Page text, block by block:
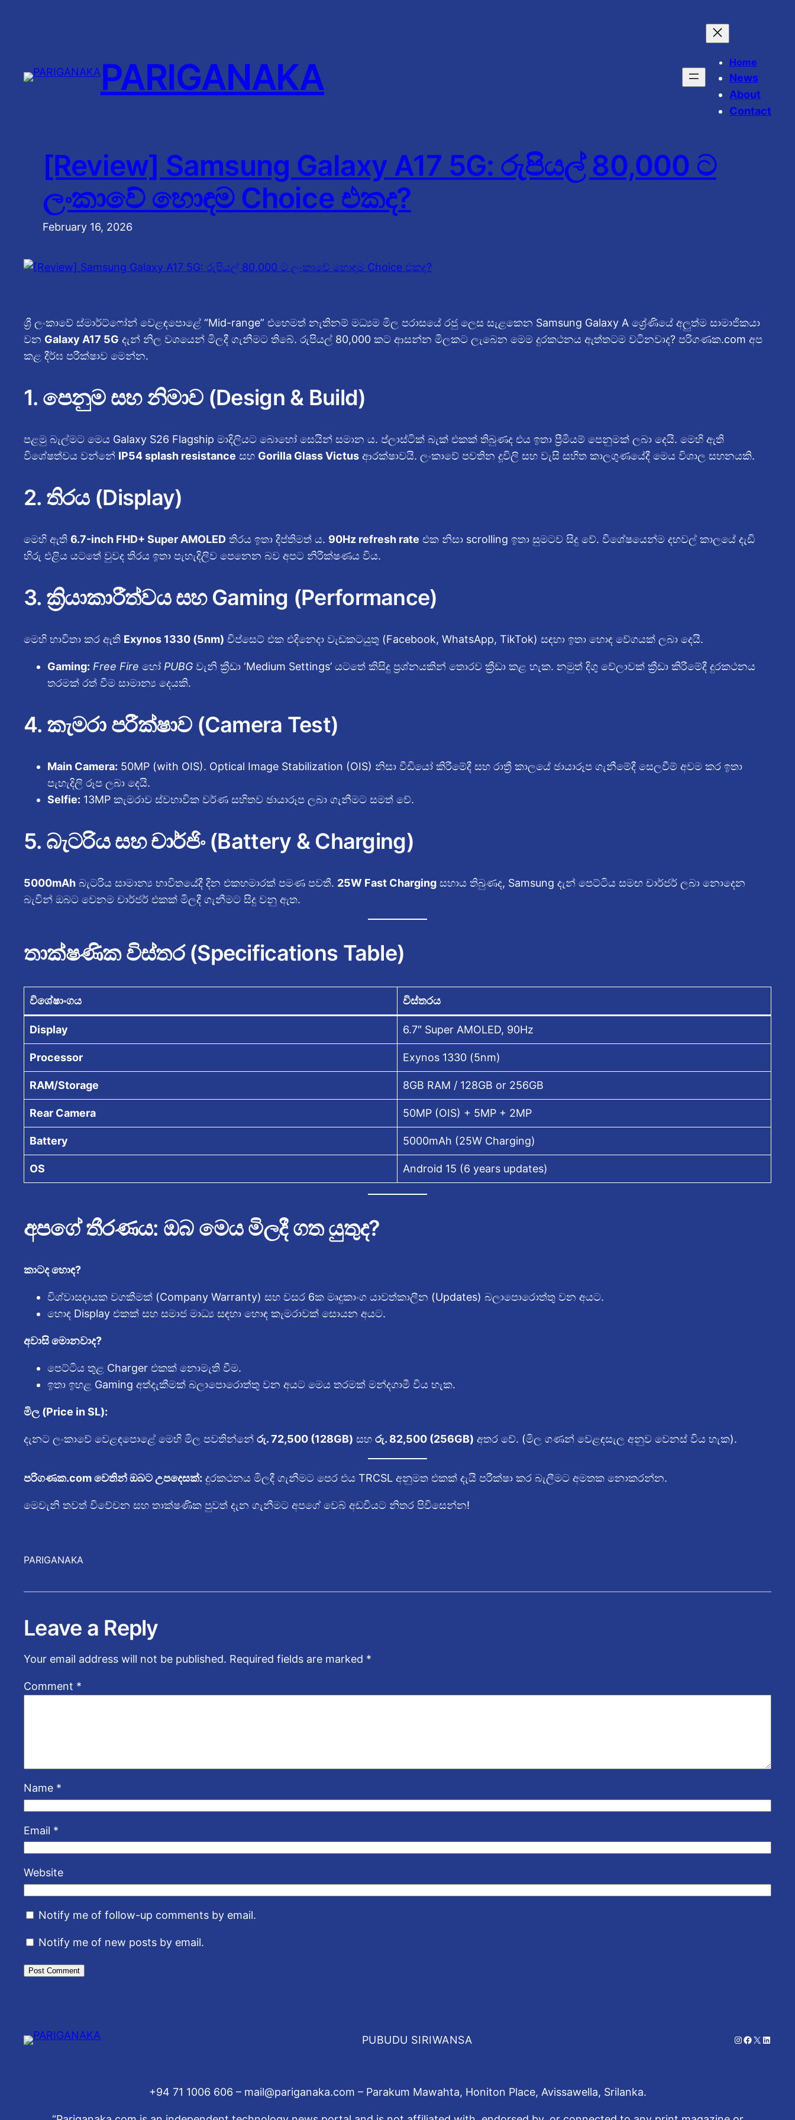
PARIGANAKA Home
News
About
Contact
[Review] Samsung Galaxy A17 5G: රුපියල් 80,000 ට
ලංකාවේ හොඳම Choice එකද?
February 16, 2026
ශ්‍රී ලංකාවේ ස්මාර්ට්ෆෝන් වෙළඳපොළේ “Mid-range” එහෙමත් නැතිනම් මධ්‍යම මිල පරාසයේ රජු ලෙස සැළකෙන Samsung Galaxy A ශ්‍රේණියේ අලුත්ම සාමාජිකයා
වන Galaxy A17 5G දැන් නිල වශයෙන් මිලදී ගැනීමට තිබේ. රුපියල් 80,000 කට ආසන්න මිලකට ලැබෙන මෙම දුරකථනය ඇත්තටම වටිනවාද? පරිගණක.com අප
කළ දීර්ඝ පරීක්ෂාව මෙන්න.
1. පෙනුම සහ නිමාව (Design & Build)
පළමු බැල්මට මෙය Galaxy S26 Flagship මාදිලියට බොහෝ සෙයින් සමාන ය. ප්ලාස්ටික් බැක් එකක් තිබුණද එය ඉතා ප්‍රීමියම් පෙනුමක් ලබා දෙයි. මෙහි ඇති
විශේෂත්වය වන්නේ IP54 splash resistance සහ Gorilla Glass Victus ආරක්ෂාවයි. ලංකාවේ පවතින දූවිලි සහ වැසි සහිත කාලගුණයේදී මෙය විශාල සහනයකි.
2. තිරය (Display)
මෙහි ඇති 6.7-inch FHD+ Super AMOLED තිරය ඉතා දීප්තිමත් ය. 90Hz refresh rate එක නිසා scrolling ඉතා සුමටව සිදු වේ. විශේෂයෙන්ම දහවල් කාලයේ දැඩි
හිරු එළිය යටතේ වුවද තිරය ඉතා පැහැදිලිව පෙනෙන බව අපට නිරීක්ෂණය විය.
3. ක්‍රියාකාරීත්වය සහ Gaming (Performance)
මෙහි භාවිතා කර ඇති Exynos 1330 (5nm) චිප්සෙට් එක එදිනෙදා වැඩකටයුතු (Facebook, WhatsApp, TikTok) සඳහා ඉතා හොඳ වේගයක් ලබා දෙයි.
Gaming: Free Fire හෝ PUBG වැනි ක්‍රීඩා ‘Medium Settings’ යටතේ කිසිදු ප්‍රශ්නයකින් තොරව ක්‍රීඩා කළ හැක. නමුත් දිගු වේලාවක් ක්‍රීඩා කිරීමේදී දුරකථනය
තරමක් රත් වීම සාමාන්‍ය දෙයකි.
4. කැමරා පරීක්ෂාව (Camera Test)
Main Camera: 50MP (with OIS). Optical Image Stabilization (OIS) නිසා වීඩියෝ කිරීමේදී සහ රාත්‍රී කාලයේ ඡායාරූප ගැනීමේදී සෙලවීම් අවම කර ඉතා
පැහැදිලි රූප ලබා දෙයි.
Selfie: 13MP කැමරාව ස්වභාවික වර්ණ සහිතව ඡායාරූප ලබා ගැනීමට සමත් වේ.
5. බැටරිය සහ චාර්ජිං (Battery & Charging)
5000mAh බැටරිය සාමාන්‍ය භාවිතයේදී දින එකහමාරක් පමණ පවතී. 25W Fast Charging සහාය තිබුණද, Samsung දැන් පෙට්ටිය සමඟ චාර්ජර් ලබා නොදෙන
බැවින් ඔබට වෙනම චාර්ජර් එකක් මිලදී ගැනීමට සිදු වනු ඇත.
තාක්ෂණික විස්තර (Specifications Table)
විශේෂාංගය විස්තරය
Display 6.7″ Super AMOLED, 90Hz
Processor Exynos 1330 (5nm)
RAM/Storage 8GB RAM / 128GB or 256GB
Rear Camera 50MP (OIS) + 5MP + 2MP
Battery 5000mAh (25W Charging)
OS Android 15 (6 years updates)
අපගේ තීරණය: ඔබ මෙය මිලදී ගත යුතුද?
කාටද හොඳ?
විශ්වාසදායක වගකීමක් (Company Warranty) සහ වසර 6ක මෘදුකාංග යාවත්කාලීන (Updates) බලාපොරොත්තු වන අයට.
හොඳ Display එකක් සහ සමාජ මාධ්‍ය සඳහා හොඳ කැමරාවක් සොයන අයට.
අවාසි මොනවාද?
පෙට්ටිය තුළ Charger එකක් නොමැති වීම.
ඉතා ඉහළ Gaming අත්දැකීමක් බලාපොරොත්තු වන අයට මෙය තරමක් මන්දගාමී විය හැක.
මිල (Price in SL):
දැනට ලංකාවේ වෙළඳපොළේ මෙහි මිල පවතින්නේ රු. 72,500 (128GB) සහ රු. 82,500 (256GB) අතර වේ. (මිල ගණන් වෙළඳසැල අනුව වෙනස් විය හැක).
පරිගණක.com වෙතින් ඔබට උපදෙසක්: දුරකථනය මිලදී ගැනීමට පෙර එය TRCSL අනුමත එකක් දැයි පරීක්ෂා කර බැලීමට අමතක නොකරන්න.
මෙවැනි තවත් විවේචන සහ තාක්ෂණික පුවත් දැන ගැනීමට අපගේ වෙබ් අඩවියට නිතර පිවිසෙන්න!
PARIGANAKA
Leave a Reply
Your email address will not be published. Required fields are marked *
Comment *
Name *
Email *
Website
Notify me of follow-up comments by email.
Notify me of new posts by email.
PUBUDU SIRIWANSA Instagram
Facebook
X
+94 71 1006 606 – mail@pariganaka.com – Parakum Mawahta, Honiton Place, Avissawella, Srilanka.